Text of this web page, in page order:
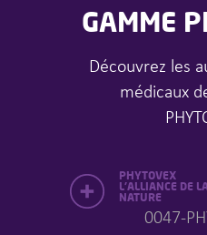
0047-
GAMME
Découvrez les
médicaux
PHYTOVEX
L’ALLIANCE DE
NATURE